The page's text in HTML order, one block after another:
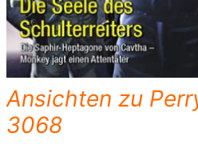
Ansichten zu
3068